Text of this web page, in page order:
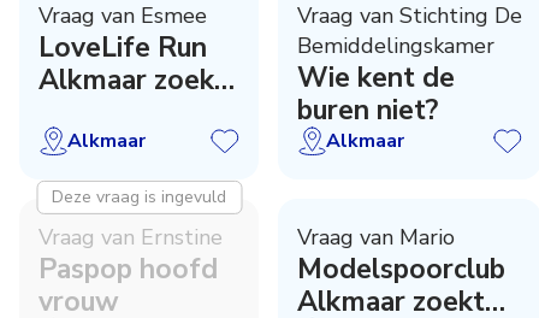
Vraag van Esmee
LoveLife Run
Alkmaar zoekt
Alkmaar
Vraag van Stichting De
Bemiddelingskamer
Wie kent de
buren niet?
Alkmaar
Deze vraag is ingevuld
Vraag van Ernstine
Paspop hoofd
vrouw
Vraag van Mario
Modelspoorclub
Alkmaar zoekt